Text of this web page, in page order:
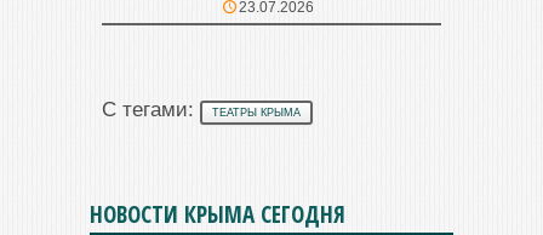
23.07.2026
С тегами: ТЕАТРЫ КРЫМА
НОВОСТИ КРЫМА СЕГОДНЯ